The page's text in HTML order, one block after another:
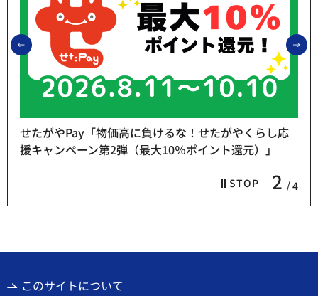
前のスライドを表示
STOP 2 4
せたがやPay「物価高に負けるな！せたがやくらし応
援キャンペーン第2弾（最大10％ポイント還元）」
このサイトについて